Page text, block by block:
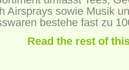
Airsprays sowie Musik
bestehe fast zu
Read the rest of